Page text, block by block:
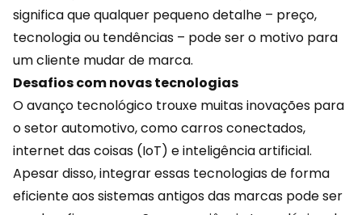
significa que qualquer pequeno detalhe – preço,
tecnologiaou tendências – pode ser o motivo para
um cliente mudar de marca.
Desafios com novas tecnologias
O avanço tecnológico trouxe muitas inovações para
o setor automotivo, como carros conectados,
internet das coisas (IoT) e inteligência artificial.
Apesar disso, integrar essas tecnologias de forma
eficiente aos sistemas antigos das marcas pode ser